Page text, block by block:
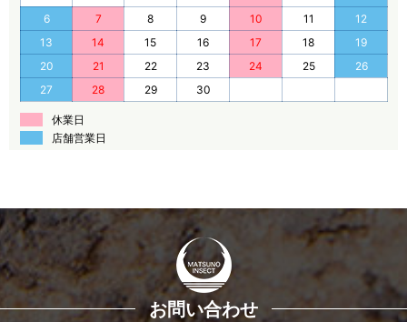
6
7 8 9 10 11
12
13
14 15 16 17 18
19
20
21 22 23 24 25
26
27
28 29 30
休業日
店舗営業日
お問い合わせ